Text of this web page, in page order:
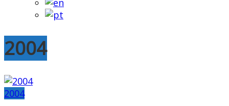
2004
2004